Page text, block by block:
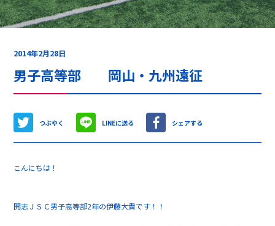
2014年2月28日
男子高等部 岡山・九州遠征
つぶやく LINEに送る シェアする
こんにちは！
開志ＪＳＣ男子高等部2年の伊藤大貴です！！